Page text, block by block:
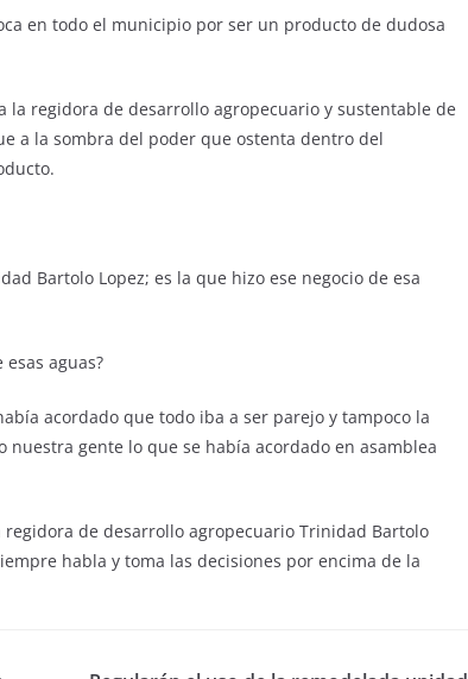
en todo el municipio por ser un producto de dudosa
la regidora de desarrollo agropecuario y sustentable de
a la sombra del poder que ostenta dentro del
Bartolo Lopez; es la que hizo ese negocio de esa
aguas?
acordado que todo iba a ser parejo y tampoco la
gente lo que se había acordado en asamblea
de desarrollo agropecuario Trinidad Bartolo
habla y toma las decisiones por encima de la